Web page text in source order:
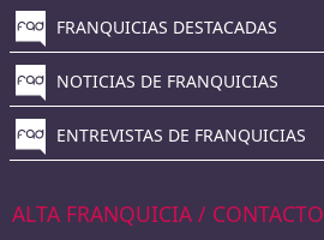
FRANQUICIAS DESTACADAS
NOTICIAS DE FRANQUICIAS
ENTREVISTAS DE FRANQUICIAS
ALTA FRANQUICIA / CONTACTO